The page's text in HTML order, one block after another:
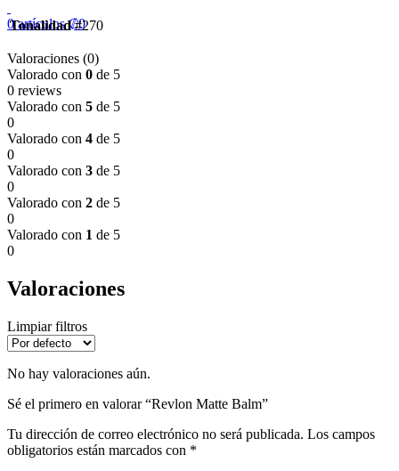
0artículos ₡0
Tonalidad #270
Valoraciones (0)
Valorado con 0 de 5
0 reviews
Valorado con 5 de 5
0
Valorado con 4 de 5
0
Valorado con 3 de 5
0
Valorado con 2 de 5
0
Valorado con 1 de 5
0
Valoraciones
Limpiar filtros
No hay valoraciones aún.
Sé el primero en valorar “Revlon Matte Balm”
Tu dirección de correo electrónico no será publicada. Los campos
obligatorios están marcados con *